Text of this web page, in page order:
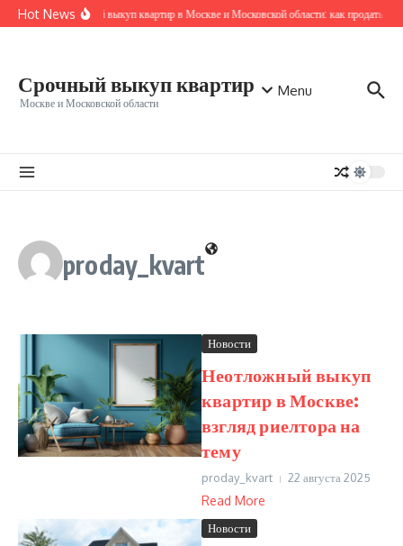
Перейти к содержанию
Hot NewsСрочный выкуп квартир в Москве и Московской области: как продать
Срочный выкуп квартир
Москве и Московской области
Menu
proday_kvart
Новости
Неотложный выкуп
квартир в Москве:
взгляд риелтора на
тему
proday_kvart 22 августа 2025
Read More
Новости